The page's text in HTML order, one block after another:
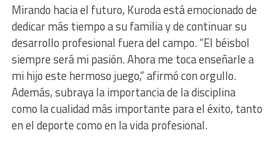
Mirando hacia el futuro, Kuroda está emocionado de
dedicar más tiempo a su familia y de continuar su
desarrollo profesional fuera del campo. “El béisbol
siempre será mi pasión. Ahora me toca enseñarle a
mi hijo este hermoso juego,” afirmó con orgullo.
Además, subraya la importancia de la disciplina
como la cualidad más importante para el éxito, tanto
en el deporte como en la vida profesional.